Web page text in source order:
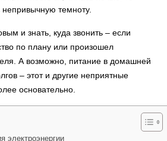
темноту.
и знать, куда звонить – если
по плану или произошел
А возможно, питание в домашней
– этот и другие неприятные
основательно.
электроэнергии